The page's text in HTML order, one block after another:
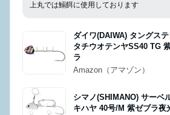
上丸では鰯餌に使用しております
ダイワ(DAIWA) タングス
タチウオテンヤSS40 TG
ラ
Amazon（アマゾン）
シマノ(SHIMANO) サーベ
キハヤ 40号/M 紫ゼブラ夜